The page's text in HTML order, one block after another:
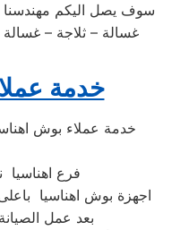
سوف يصل اليكم مهندسنا
غسالة – ثلاجة –
خدمة
خدمة عملاء بوش
فرع
اجهزة بوش اهناسيا
بعد عمل